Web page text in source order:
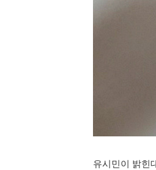
유시민이 밝힌